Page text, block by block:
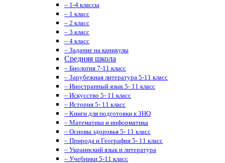
– 1-4 классы
– 1 класс
– 2 класс
– 3 класс
– 4 класс
– Задание на каникулы
Средняя школа
– Биология 7-11 класс
– Зарубежная литература 5-11 класс
– Иностранный язык 5- 11 класс
– Искусство 5- 11 класс
– История 5- 11 класс
– Книги для подготовки к ЗНО
– Математика и информатика
– Основы здоровья 5- 11 класс
– Природа и География 5- 11 класс
– Украинский язык и литература
– Учебники 5-11 класс